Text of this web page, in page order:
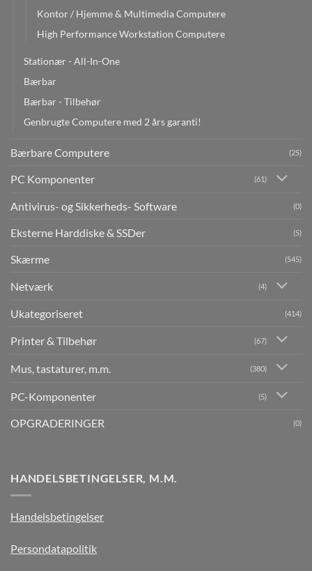
Kontor / Hjemme & Multimedia Computere
High Performance Workstation Computere
Stationær - All-In-One
Bærbar
Bærbar - Tilbehør
Genbrugte Computere med 2 års garanti!
Bærbare Computere (25)
PC Komponenter (61)
Antivirus- og Sikkerheds- Software (0)
Eksterne Harddiske & SSDer (5)
Skærme (545)
Netværk (4)
Ukategoriseret (414)
Printer & Tilbehør (67)
Mus, tastaturer, m.m. (380)
PC-Komponenter (5)
OPGRADERINGER (0)
HANDELSBETINGELSER, M.M.
Handelsbetingelser
Persondatapolitik